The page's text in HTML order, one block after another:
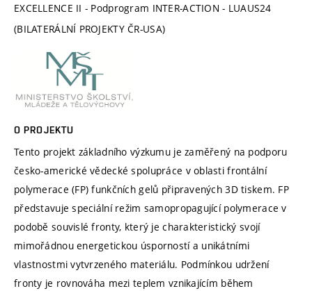
EXCELLENCE II - Podprogram INTER-ACTION - LUAUS24
(BILATERÁLNÍ PROJEKTY ČR-USA)
O PROJEKTU
Tento projekt základního výzkumu je zaměřený na podporu
česko-americké vědecké spolupráce v oblasti frontální
polymerace (FP) funkčních gelů připravených 3D tiskem. FP
představuje speciální režim samopropagující polymerace v
podobě souvislé fronty, který je charakteristický svojí
mimořádnou energetickou úsporností a unikátními
vlastnostmi vytvrzeného materiálu. Podmínkou udržení
fronty je rovnováha mezi teplem vznikajícím během